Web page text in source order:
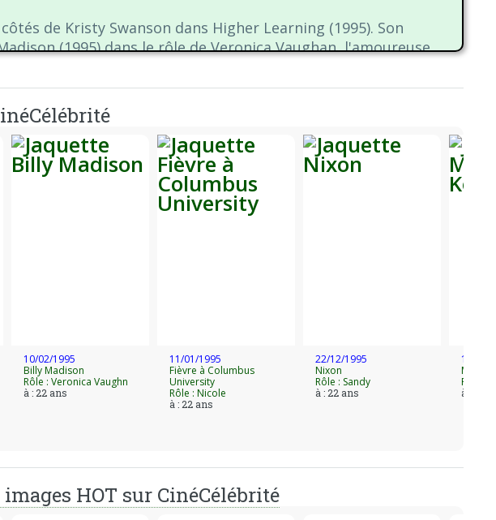
de Kristy Swanson dans Higher Learning (1995). Son
(1995) dans le rôle de Veronica Vaughan, l'amoureuse
Bridgette a ensuite été vue aux côtés de nombreuses
Je sais ce que tu as fait l'été dernier (1997). Bridgette a
pas au générique final. Elle est également une auteure-
présent elle a réalisé deux CD ; « Donne-moi un baiser »
sa carrière dans la chanson et le cinéma, elle est
de l'American Oceans Campaign et de plusieurs
film House on Haunted Hill (1999) a atteint la première place
et elle a également joué dans la comédie Just Visiting
10/02/1995
Billy Madison
Rôle : Veronica Vaughn
à : 22 ans
11/01/1995
Fièvre à Columbus
University
Rôle : Nicole
à : 22 ans
22/12/1995
Nixon
Rôle : Sandy
à : 22 ans
18/08/
Mortal
Rôle :
à : 22
HOT sur CinéCélébrité